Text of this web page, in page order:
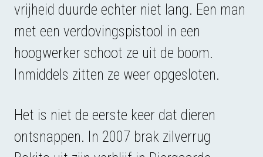
vrijheid duurde echter niet lang. Een man
met een verdovingspistool in een
hoogwerker schoot ze uit de boom.
Inmiddels zitten ze weer opgesloten.
Het is niet de eerste keer dat dieren
ontsnappen. In 2007 brak zilverrug